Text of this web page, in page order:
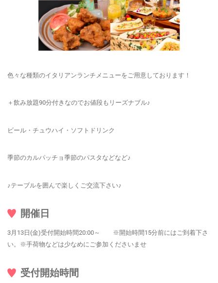
色々な種類のイタリアンランチメニューをご用意しております！
＋飲み放題90分付きなのでお値段もリーズナブル♪
ビール・チュウハイ・ソフトドリンク
季節のカルパッチョ季節のパスタなどなど♪
♪テーブルを囲んで楽しくご交流下さい♪
開催日
3月13日(金)受付開始時間20:00～ ※開始時間15分前にはご到着下さ
い。※手荷物などは少なめにご参加くださいませ
受付開始時間